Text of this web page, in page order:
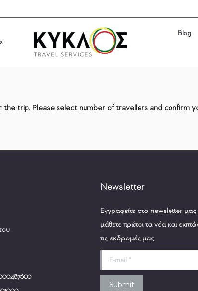
Blog
trip. Please select number of travellers and confirm
Newsletter
Εγγραφείτε στο newsletter μας
μάθετε πρώτοι τα νέα και
τις εκδρομές μας
E-mail *
Submit